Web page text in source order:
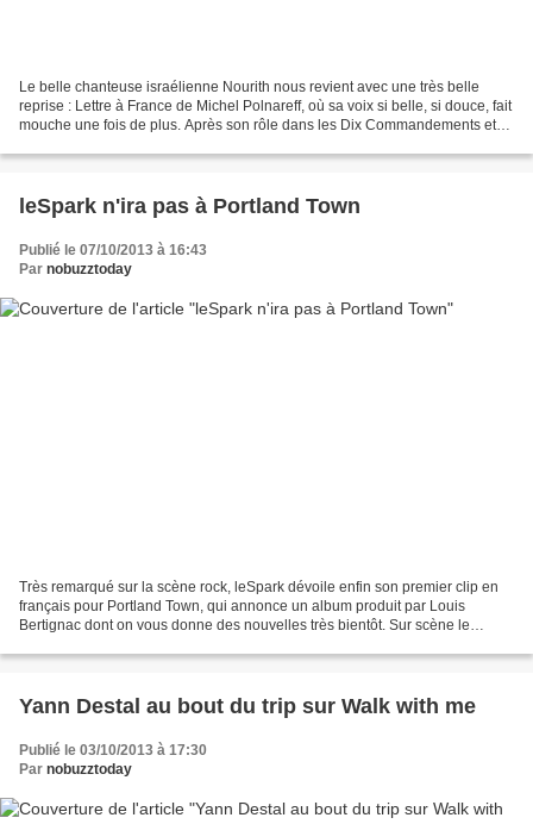
Le belle chanteuse israélienne Nourith nous revient avec une très belle
reprise : Lettre à France de Michel Polnareff, où sa voix si belle, si douce, fait
mouche une fois de plus. Après son rôle dans les Dix Commandements et
leSpark n'ira pas à Portland Town
Publié le 07/10/2013 à 16:43
Par nobuzztoday
Très remarqué sur la scène rock, leSpark dévoile enfin son premier clip en
français pour Portland Town, qui annonce un album produit par Louis
Bertignac dont on vous donne des nouvelles très bientôt. Sur scène le
Yann Destal au bout du trip sur Walk with me
Publié le 03/10/2013 à 17:30
Par nobuzztoday